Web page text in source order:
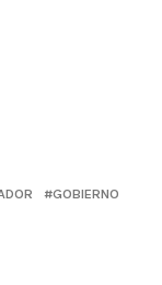
GOBIERNO